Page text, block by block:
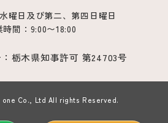
曜日及び第二、第四日曜日
時間：9:00〜18:00
栃木県知事許可 第24703号
Co., Ltd All rights Reserved.